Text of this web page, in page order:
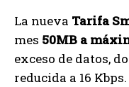
La nueva Tarifa
mes 50MB a
exceso de datos,
reducida a 16